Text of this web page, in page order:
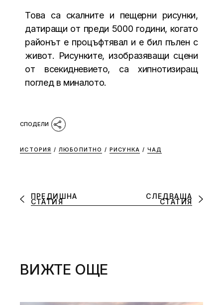
Това са скалните и пещерни рисунки,
датиращи от преди 5000 години, когато
районът е процъфтявал и е бил пълен с
живот. Рисунките, изобразяващи сцени
от всекидневието, са хипнотизиращ
поглед в миналото.
ИСТОРИЯ / ЛЮБОПИТНО / РИСУНКА / ЧАД
ПРЕДИШНА
СТАТИЯ
СЛЕДВАЩА
СТАТИЯ
ВИЖТЕ ОЩЕ